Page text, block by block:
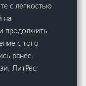
с легкостью
на
продолжить
с того
ранее.
ЛитРес: